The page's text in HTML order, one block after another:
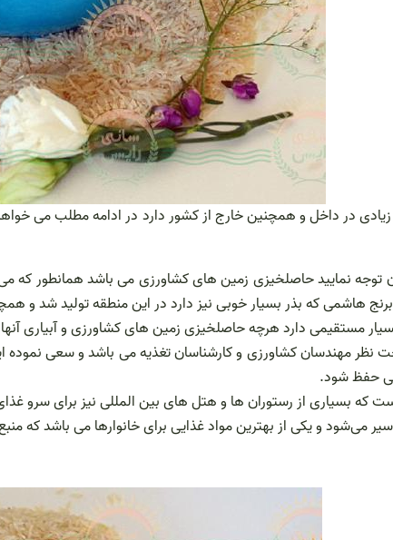
آن توجه نمایید حاصلخیزی زمین های کشاورزی می باشد همانطور
که بذر بسیار خوبی نیز دارد در این منطقه تولید شد و
مستقیمی دارد هرچه حاصلخیزی زمین های کشاورزی و آبیاری
مهندسان کشاورزی و کارشناسان تغذیه می باشد و سعی نموده
حفظ شود.
بسیاری از رستوران ها و هتل های بین المللی نیز برای سرو
سیر می‌شود و یکی از بهترین مواد غذایی برای خانوارها می باشد که